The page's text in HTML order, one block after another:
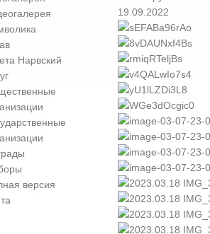
Нарвский
версия
19.09.2022